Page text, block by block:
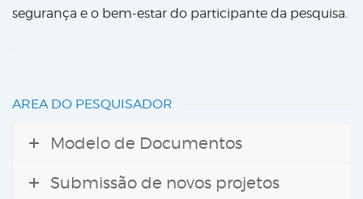
segurança e o bem-estar do participante da pesquisa.
AREA DO PESQUISADOR
Modelo de Documentos
Submissão de novos projetos